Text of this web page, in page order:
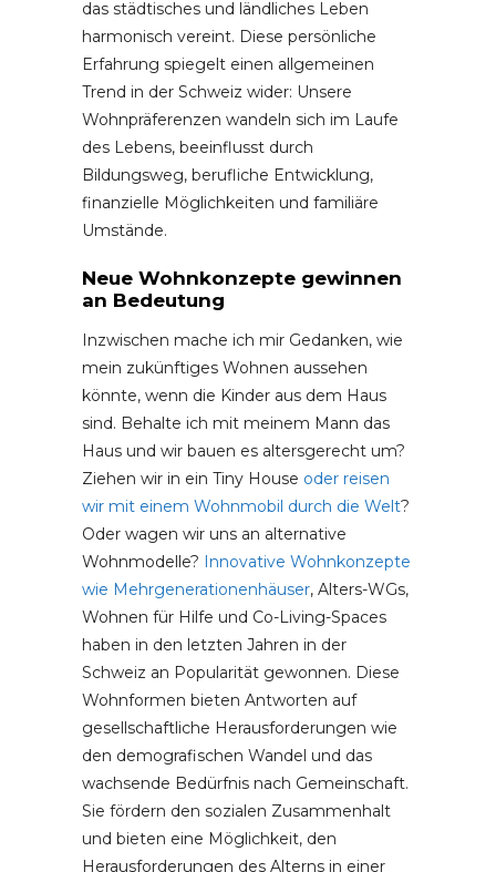
das städtisches und ländliches Leben
harmonisch vereint. Diese persönliche
Erfahrung spiegelt einen allgemeinen
Trend in der Schweiz wider: Unsere
Wohnpräferenzen wandeln sich im Laufe
des Lebens, beeinflusst durch
Bildungsweg, berufliche Entwicklung,
finanzielle Möglichkeiten und familiäre
Umstände.
Neue Wohnkonzepte gewinnen
an Bedeutung
Inzwischen mache ich mir Gedanken, wie
mein zukünftiges Wohnen aussehen
könnte, wenn die Kinder aus dem Haus
sind. Behalte ich mit meinem Mann das
Haus und wir bauen es altersgerecht um?
Ziehen wir in ein Tiny House oder reisen
wir mit einem Wohnmobil durch die Welt?
Oder wagen wir uns an alternative
Wohnmodelle? Innovative Wohnkonzepte
wie Mehrgenerationenhäuser, Alters-WGs,
Wohnen für Hilfe und Co-Living-Spaces
haben in den letzten Jahren in der
Schweiz an Popularität gewonnen. Diese
Wohnformen bieten Antworten auf
gesellschaftliche Herausforderungen wie
den demografischen Wandel und das
wachsende Bedürfnis nach Gemeinschaft.
Sie fördern den sozialen Zusammenhalt
und bieten eine Möglichkeit, den
Herausforderungen des Alterns in einer